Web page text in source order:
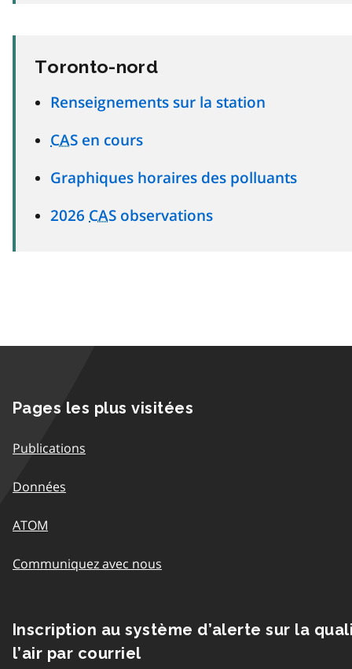
Toronto-nord
Renseignements sur la station
CAS en cours
Graphiques horaires des polluants
2026 CAS observations
Pages les plus visitées
Publications
Données
ATOM
Communiquez avec nous
Inscription au système d’alerte sur la
l’air par courriel